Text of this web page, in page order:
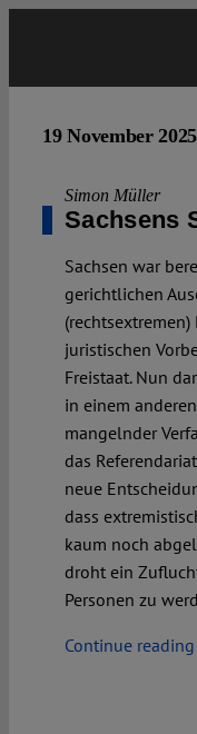
19 November 2025
Simon Müller
Sachsens
Sachsen war
gerichtlichen
juristischen
Freistaat. Nun
in einem
mangelnder
das
neue
dass
kaum noch
droht ein
Personen zu
Continue reading